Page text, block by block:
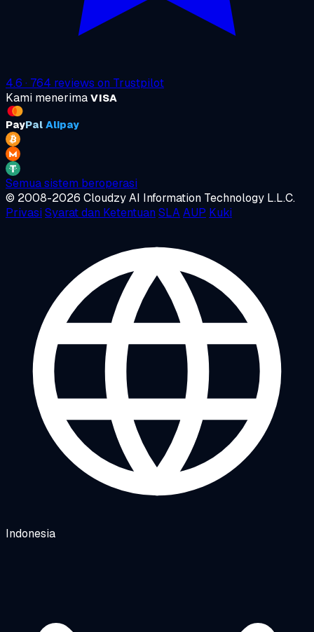
4.6 · 764 reviews on Trustpilot
Kami menerima VISA
PayPal Alipay
Semua sistem beroperasi
© 2008-2026 Cloudzy AI Information Technology L.L.C.
Privasi Syarat dan Ketentuan SLAAUP Kuki
Indonesia